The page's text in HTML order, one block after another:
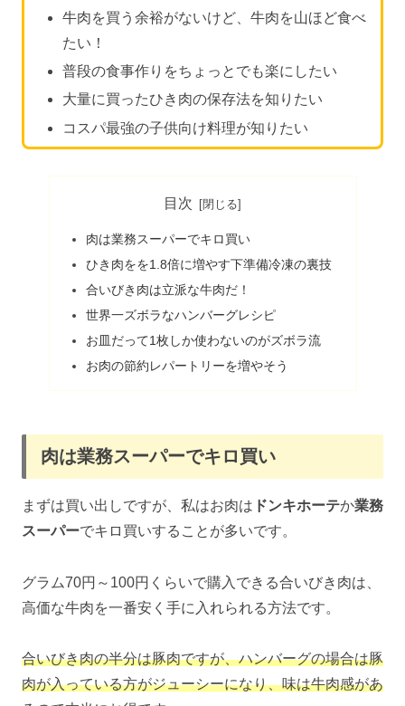
牛肉を買う余裕がないけど、牛肉を山ほど食べ
たい！
普段の食事作りをちょっとでも楽にしたい
大量に買ったひき肉の保存法を知りたい
コスパ最強の子供向け料理が知りたい
目次
肉は業務スーパーでキロ買い
ひき肉をを1.8倍に増やす下準備冷凍の裏技
合いびき肉は立派な牛肉だ！
世界一ズボラなハンバーグレシピ
お皿だって1枚しか使わないのがズボラ流
お肉の節約レパートリーを増やそう
肉は業務スーパーでキロ買い
まずは買い出しですが、私はお肉は ドンキホーテか業務
スーパーでキロ買いすることが多いです。
グラム70円～100円くらいで購入できる合いびき肉は、
高価な牛肉を一番安く手に入れられる方法です。
合いびき肉の半分は豚肉ですが、ハンバーグの場合は豚
肉が入っている方がジューシーになり、味は牛肉感があ